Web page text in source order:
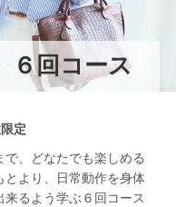
６回コース
定
、どなたでも楽しめる
とより、日常動作を身体
るよう学ぶ６回コース